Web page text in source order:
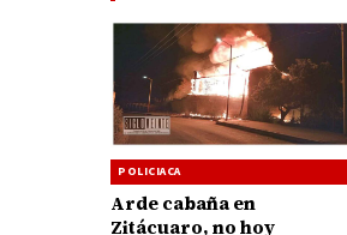
POLICIACA
Arde cabaña en
Zitácuaro, no hoy